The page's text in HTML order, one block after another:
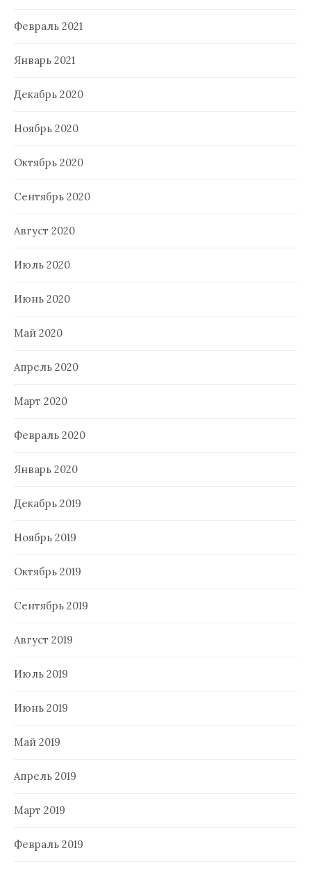
Февраль 2021
Январь 2021
Декабрь 2020
Ноябрь 2020
Октябрь 2020
Сентябрь 2020
Август 2020
Июль 2020
Июнь 2020
Май 2020
Апрель 2020
Март 2020
Февраль 2020
Январь 2020
Декабрь 2019
Ноябрь 2019
Октябрь 2019
Сентябрь 2019
Август 2019
Июль 2019
Июнь 2019
Май 2019
Апрель 2019
Март 2019
Февраль 2019